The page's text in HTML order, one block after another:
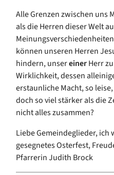
AlleGrenzen zwischen uns
als die Herren dieser Welt
können unseren Herren
hindern, unsereinerHerr
Wirklichkeit, dessen
erstaunlicheMacht,so
doch so viel stärker als die
nicht alles zusammen?
Liebe Gemeindeglieder, ich
gesegnetes Osterfest,
Pfarrerin Judith Brock